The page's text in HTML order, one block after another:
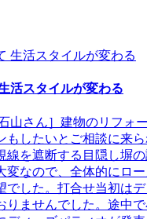
活スタイルが変わる
山さん］建物のリフォ
もしたいとご相談に来
線を遮断する目隠し塀
変なので、全体的にロ
でした。打合せ当初は
りませんでした。途中